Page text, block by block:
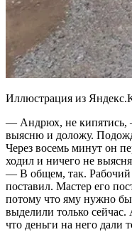
Иллюстрация из
— Андрюх, не кипятись,
выясню и доложу.
Через восемь минут он
ходил и ничего не
— В общем, так. Рабочий
поставил. Мастер его
потому что яму нужно
выделили только
что деньги на него дали